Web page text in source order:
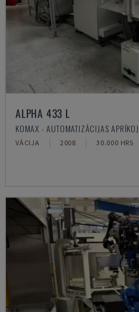
ALPHA 433 L
KOMAX - AUTOMATIZĀCIJAS
VĀCIJA 2008 30.000 HRS